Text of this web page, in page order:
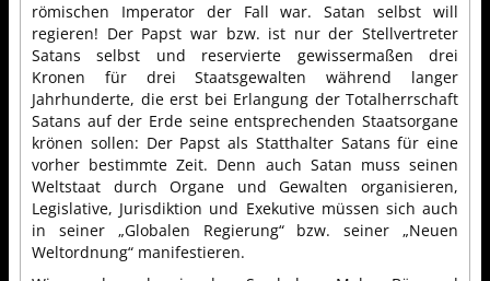
römischen Imperator der Fall war. Satan selbst will
regieren! Der Papst war bzw. ist nur der Stellvertreter
Satans selbst und reservierte gewissermaßen drei
Kronen für drei Staatsgewalten während langer
Jahrhunderte, die erst bei Erlangung der Totalherrschaft
Satans auf der Erde seine entsprechenden Staatsorgane
krönen sollen: Der Papst als Statthalter Satans für eine
vorher bestimmte Zeit. Denn auch Satan muss seinen
Weltstaat durch Organe und Gewalten organisieren,
Legislative, Jurisdiktion und Exekutive müssen sich auch
in seiner „Globalen Regierung“ bzw. seiner „Neuen
Weltordnung“ manifestieren.